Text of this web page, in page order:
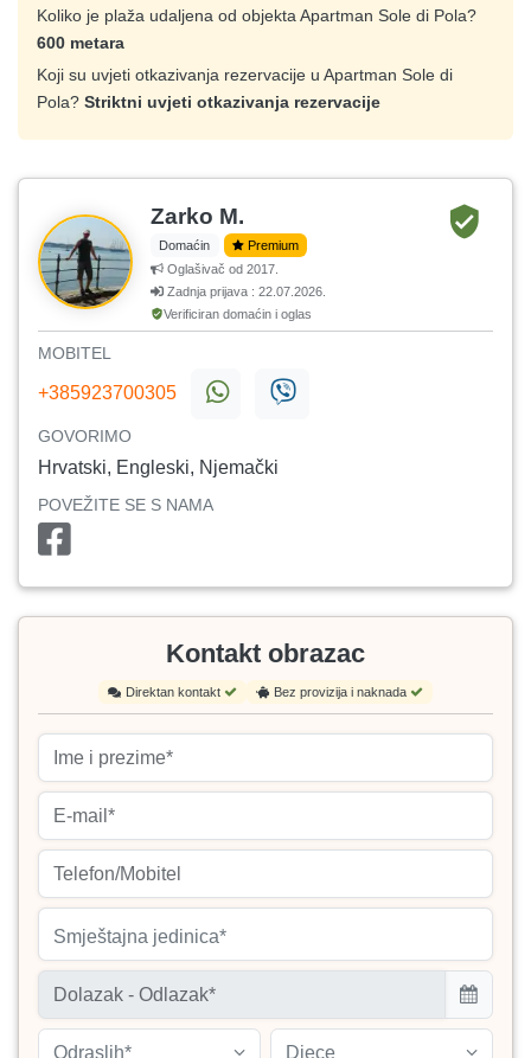
Koliko je plaža udaljena od objekta Apartman Sole di Pola?
600 metara
Koji su uvjeti otkazivanja rezervacije u Apartman Sole di
Pola? Striktni uvjeti otkazivanja rezervacije
Zarko M.
Domaćin
Premium
Oglašivač od 2017.
Zadnja prijava : 22.07.2026.
Verificiran domaćin i oglas
MOBITEL
+385923700305
GOVORIMO
Hrvatski, Engleski, Njemački
POVEŽITE SE S NAMA
Kontakt obrazac
Direktan kontakt Bez provizija i naknada
Smještajna jedinica*
Odraslih* Djece